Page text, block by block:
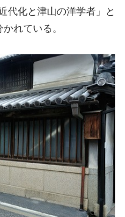
代化と津山の洋学者」と
れている。